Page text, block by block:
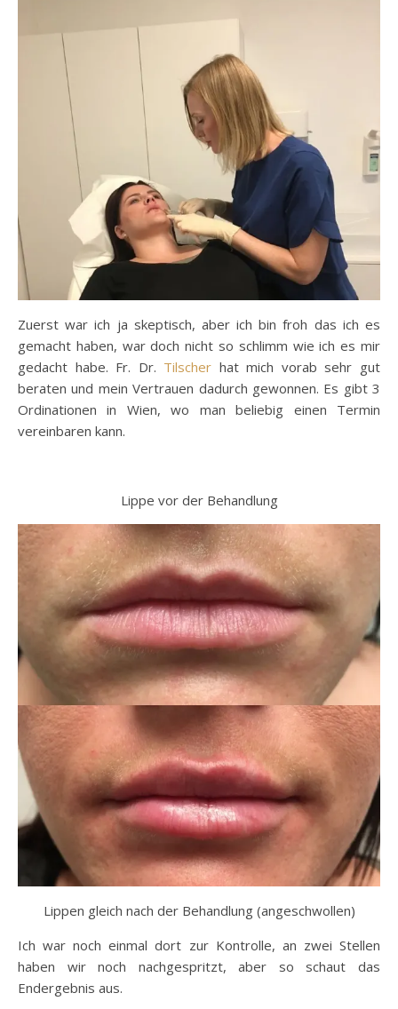
Zuerst war ich ja skeptisch, aber ich bin froh das ich es
gemacht haben, war doch nicht so schlimm wie ich es mir
gedacht habe. Fr. Dr. Tilscher hat mich vorab sehr gut
beraten und mein Vertrauen dadurch gewonnen. Es gibt 3
Ordinationen in Wien, wo man beliebig einen Termin
vereinbaren kann.
Lippe vor der Behandlung
Lippen gleich nach der Behandlung (angeschwollen)
Ich war noch einmal dort zur Kontrolle, an zwei Stellen
haben wir noch nachgespritzt, aber so schaut das
Endergebnis aus.